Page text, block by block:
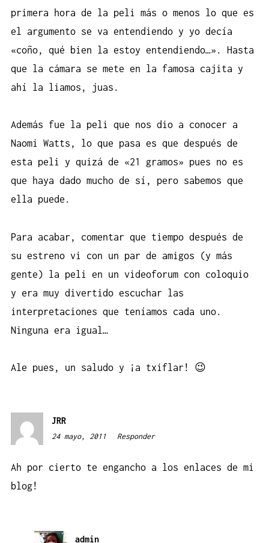
primera hora de la peli más o menos lo que es
el argumento se va entendiendo y yo decía
«coño, qué bien la estoy entendiendo…». Hasta
que la cámara se mete en la famosa cajita y
ahí la liamos, juas.
Además fue la peli que nos dio a conocer a
Naomi Watts, lo que pasa es que después de
esta peli y quizá de «21 gramos» pues no es
que haya dado mucho de sí, pero sabemos que
ella puede.
Para acabar, comentar que tiempo después de
su estreno vi con un par de amigos (y más
gente) la peli en un videoforum con coloquio
y era muy divertido escuchar las
interpretaciones que teníamos cada uno.
Ninguna era igual…
Ale pues, un saludo y ¡a txiflar! 😉
JRR
24 mayo, 2011 11:49
Responder
Ah por cierto te engancho a los enlaces de mi
blog!
admin